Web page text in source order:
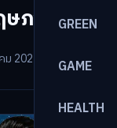
GREEN
GAME
HEALTH
ษภาคม
2025 อ่าน 2 นาที